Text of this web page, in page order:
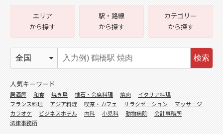
エリア
から探す
駅・路線
から探す
カテゴリー
から探す
検索
人気キーワード
居酒屋 和食 焼き鳥 懐石・会席料理 焼肉
イタリア料理
フランス料理
アジア料理 喫茶・カフェ リラクゼーション
マッサージ
カラオケ
ビジネスホテル 内科 小児科 動物病院
会計事務所
法律事務所